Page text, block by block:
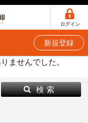
ログイン
新規登録
ませんでした。
検 索